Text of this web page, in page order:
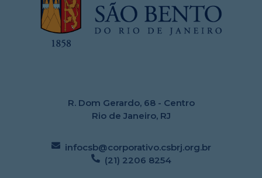
R. Dom Gerardo, 68 - Centro
Rio de Janeiro, RJ
infocsb@corporativo.csbrj.org.br
(21) 2206 8254